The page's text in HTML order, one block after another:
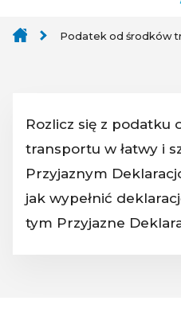
Podatek od środków
Rozlicz się z podatku
transportu w łatwy i
Przyjaznym
jak wypełnić
tym Przyjazne